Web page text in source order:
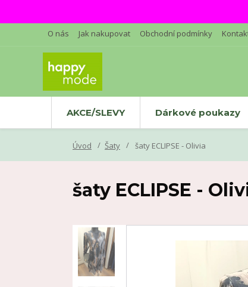
O nás Jak nakupovat Obchodní podmínky
AKCE/SLEVY Dárkové poukazy
Úvod Šaty šaty ECLIPSE - Olivia
šaty ECLIPSE -